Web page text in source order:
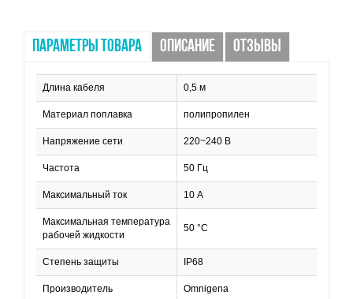
ПАРАМЕТРЫ ТОВАРА ОПИСАНИЕ ОТЗЫВЫ
Длина кабеля 0,5 м
Материал поплавка полипропилен
Напряжение сети 220~240 В
Частота 50 Гц
Максимальный ток 10 А
Максимальная температура
рабочей жидкости
50 °C
Степень защиты IP68
Производитель Omnigena